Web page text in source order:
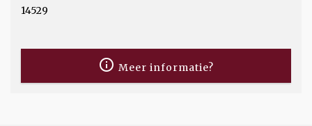
14529
Meer informatie?